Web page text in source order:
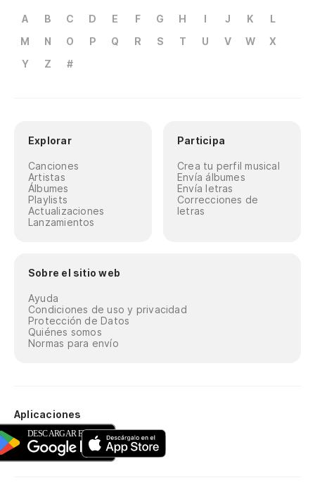
A B C D E F G H I J K
L
M
N O P Q R S T U V W
X
Y
Z #
Explorar
Canciones
Artistas
Álbumes
Playlists
Actualizaciones
Lanzamientos
Participa
Crea tu perfil musical
Envía álbumes
Envía letras
Correcciones de
letras
Sobre el sitio web
Ayuda
Condiciones de uso y privacidad
Protección de Datos
Quiénes somos
Normas para envío
Aplicaciones